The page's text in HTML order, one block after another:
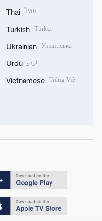
Thai ไทย
Turkish Türkçe
Ukrainian Українська
Urdu اردو
Vietnamese Tiếng Việt